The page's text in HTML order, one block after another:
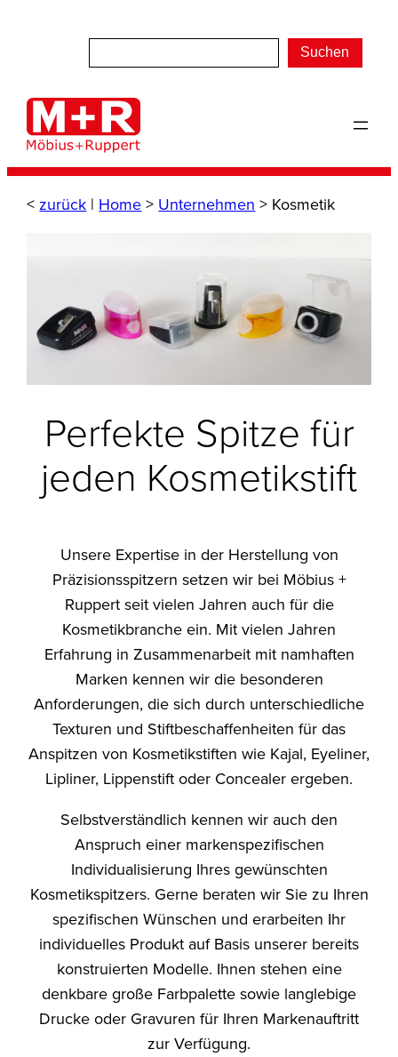
Suchen
< zurück | Home> Unternehmen > Kosmetik
Perfekte Spitze für
jeden Kosmetikstift
Unsere Expertise in der Herstellung von
Präzisionsspitzern setzen wir bei Möbius +
Ruppert seit vielen Jahren auch für die
Kosmetikbranche ein. Mit vielen Jahren
Erfahrung in Zusammenarbeit mit namhaften
Marken kennen wir die besonderen
Anforderungen, die sich durch unterschiedliche
Texturen und Stiftbeschaffenheiten für das
Anspitzen von Kosmetikstiften wie Kajal, Eyeliner,
Lipliner, Lippenstift oder Concealer ergeben.
Selbstverständlich kennen wir auch den
Anspruch einer markenspezifischen
Individualisierung Ihres gewünschten
Kosmetikspitzers. Gerne beraten wir Sie zu Ihren
spezifischen Wünschen und erarbeiten Ihr
individuelles Produkt auf Basis unserer bereits
konstruierten Modelle. Ihnen stehen eine
denkbare große Farbpalette sowie langlebige
Drucke oder Gravuren für Ihren Markenauftritt
zur Verfügung.